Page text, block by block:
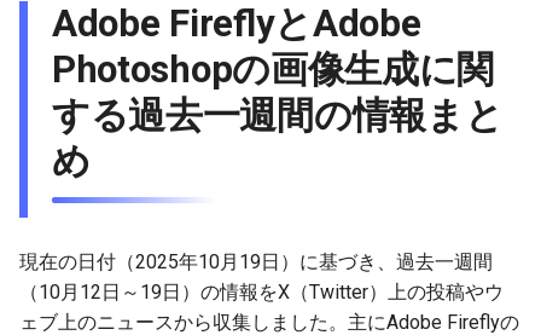
r
2026-07-12
2026-07-11
2026-07-08
2025-12-26
2025-12-25
2025-12-22
2026-07-12
2026-07-11
2026-07-08
2025-12-26
2025-12-25
2025-12-22
2026-05-31
2026-05-24
2026-05-03
2026-06-12
2026-06-05
2026-06-07
2026-05-31
2026-05-10
2025-11-30
2025-11-23
2025-11-02
2026-06-07
2026-05-31
2026-05-10
2026-06-07
2026-05-31
2026-05-10
2025-11-23
2025-11-16
2025-10-26
2026-07-12
2026-07-11
2026-07-08
2025-12-26
2025-12-25
2025-12-22
2026-06-07
2026-05-31
2026-05-24
2026-05-10
2026-06-14
2026-06-07
2026-06-07
2026-05-31
2026-04-26
2026-07-12
2026-07-11
2026-07-07
2025-12-26
2025-12-25
2025-12-22
2026-06-07
2026-05-31
2026-05-10
2026-07-11
2026-07-10
2026-07-07
2026-06-10
2026-06-06
2026-05-19
2026-06-06
2026-05-30
2026-07-11
2026-07-09
2026-07-06
2026-06-07
2026-05-31
2026-05-10
Adobe FireflyとAdobe
Photoshopの画像生成に関
する過去一週間の情報まと
め
現在の日付（2025年10月19日）に基づき、過去一週間
（10月12日～19日）の情報をX（Twitter）上の投稿やウ
ェブ上のニュースから収集しました。主にAdobe Fireflyの